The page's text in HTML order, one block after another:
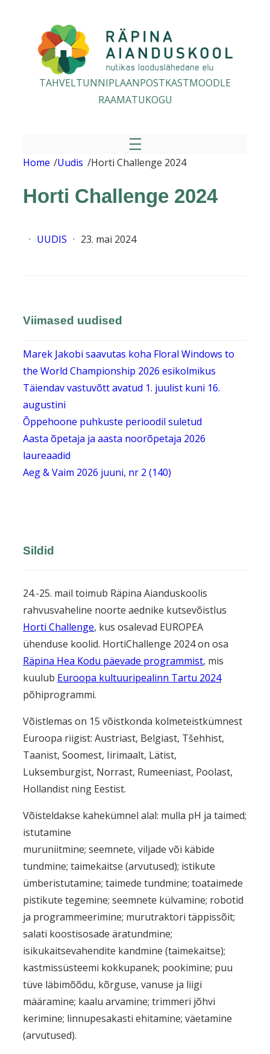
TAHVELTUNNIPLAANPOSTKASTMOODLE
RAAMATUKOGU
Home /Uudis /Horti Challenge 2024
Horti Challenge 2024
· UUDIS · 23. mai 2024
Viimased uudised
Marek Jakobi saavutas koha Floral Windows to
the World Championship 2026 esikolmikus
Täiendav vastuvõtt avatud 1. juulist kuni 16.
augustini
Õppehoone puhkuste perioodil suletud
Aasta õpetaja ja aasta noorõpetaja 2026
laureaadid
Aeg & Vaim 2026 juuni, nr 2 (140)
Sildid
24.-25. mail toimub Räpina Aianduskoolis
rahvusvaheline noorte aednike kutsevõistlus
Horti Challenge, kus osalevad EUROPEA
ühenduse koolid. HortiChallenge 2024 on osa
Räpina Hea Kodu päevade programmist, mis
kuulub Euroopa kultuuripealinn Tartu 2024
põhiprogrammi.
Võistlemas on 15 võistkonda kolmeteistkümnest
Euroopa riigist: Austriast, Belgiast, Tšehhist,
Taanist, Soomest, Iirimaalt, Lätist,
Luksemburgist, Norrast, Rumeeniast, Poolast,
Hollandist ning Eestist.
Võisteldakse kahekümnel alal: mulla pH ja taimed;
istutamine
muruniitmine; seemnete, viljade või käbide
tundmine; taimekaitse (arvutused); istikute
ümberistutamine; taimede tundmine; toataimede
pistikute tegemine; seemnete külvamine; robotid
ja programmeerimine; murutraktori täppissõit;
salati koostisosade äratundmine;
isikukaitsevahendite kandmine (taimekaitse);
kastmissüsteemi kokkupanek; pookimine; puu
tüve läbimõõdu, kõrguse, vanuse ja liigi
määramine; kaalu arvamine; trimmeri jõhvi
kerimine; linnupesakasti ehitamine; väetamine
(arvutused).